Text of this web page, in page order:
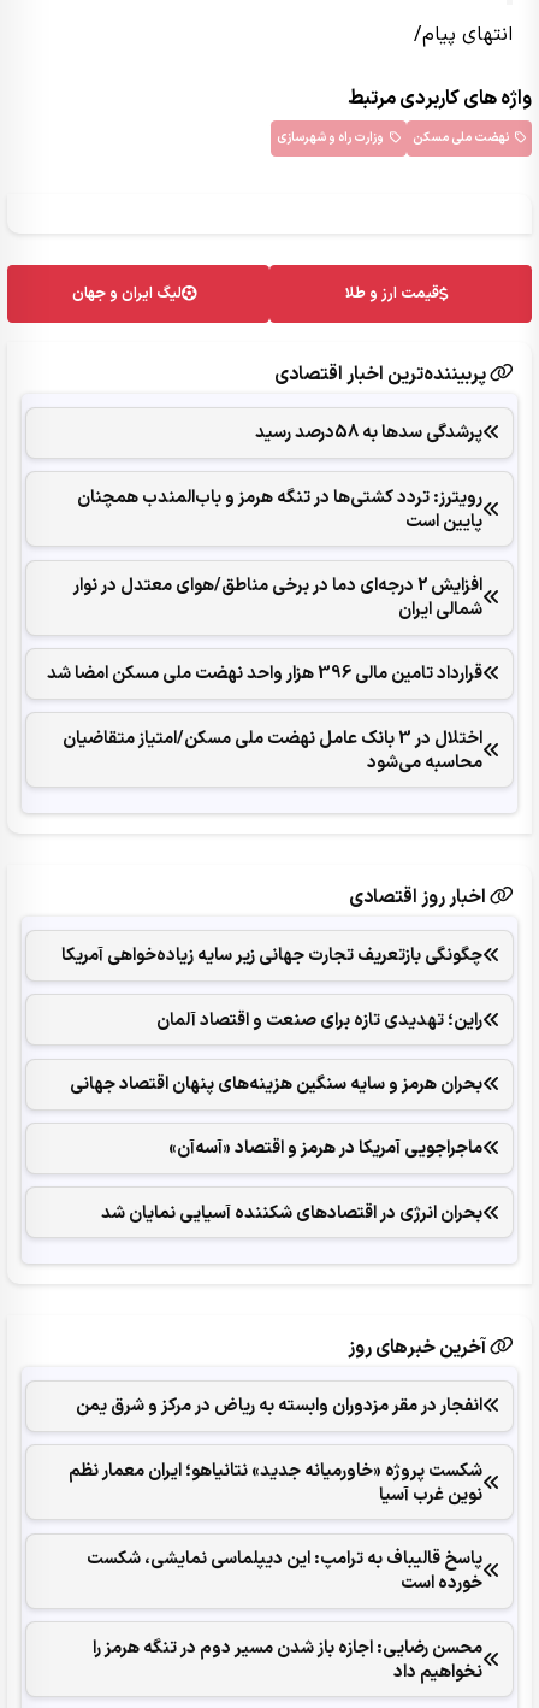
انتهای پیام/
واژه های کاربردی مرتبط
نهضت ملی مسکن وزارت راه و شهرسازی
قیمت ارز و طلا لیگ ایران و جهان
پربیننده‌ترین اخبار اقتصادی
پرشدگی سدها به 58درصد رسید
رویترز: تردد کشتی‌ها در تنگه هرمز و باب‌المندب همچنان
پایین است
افزایش 2 درجه‌ای دما در برخی مناطق/هوای معتدل در نوار
شمالی ایران
قرارداد تامین مالی 396 هزار واحد نهضت ملی مسکن امضا شد
اختلال در 3 بانک عامل نهضت ملی مسکن/امتیاز متقاضیان
محاسبه می‌شود
اخبار روز اقتصادی
چگونگی بازتعریف تجارت جهانی زیر سایه زیاده‌خواهی آمریکا
راین؛ تهدیدی تازه برای صنعت و اقتصاد آلمان
بحران هرمز و سایه سنگین هزینه‌های پنهان اقتصاد جهانی
ماجراجویی آمریکا در هرمز و اقتصاد «آسه‌آن»
بحران انرژی در اقتصادهای شکننده آسیایی نمایان شد
آخرین خبرهای روز
انفجار در مقر مزدوران وابسته به ریاض در مرکز و شرق یمن
شکست پروژه «خاورمیانه جدید» نتانیاهو؛ ایران معمار نظم
نوین غرب آسیا
پاسخ قالیباف به ترامپ: این دیپلماسی نمایشی، شکست
خورده است
محسن رضایی: اجازه باز شدن مسیر دوم در تنگه هرمز را
نخواهیم داد